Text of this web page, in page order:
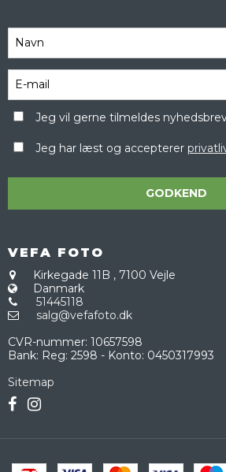
Jeg vil gerne tilmeldes
Jeg har læst og accepterer
GODKEND
VEFA FOTO
Kirkegade 11B , 7100 Vejle
Danmark
51445118
salg@vefafoto.dk
CVR-nummer: 10657598
Bank: Reg: 2598 - Konto: 0450317993
Sitemap